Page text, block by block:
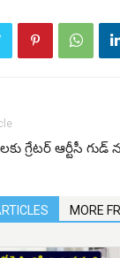
గ్రేటర్ ఆర్టీసీ గుడ్
MORE